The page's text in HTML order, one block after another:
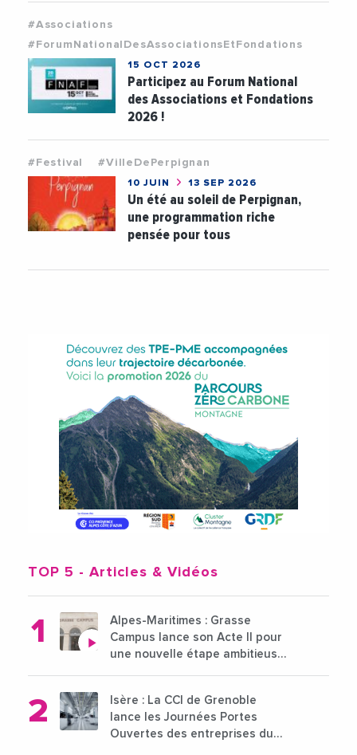
#Associations
#ForumNationalDesAssociationsEtFondations
15 OCT 2026
Participez au Forum National
des Associations et Fondations
2026 !
#Festival #VilleDePerpignan
10 JUIN 13 SEP 2026
Un été au soleil de Perpignan,
une programmation riche
pensée pour tous
TOP 5 - Articles & Vidéos
Alpes-Maritimes : Grasse
Campus lance son Acte II pour
une nouvelle étape ambitieuse
Isère : La CCI de Grenoble
lance les Journées Portes
Ouvertes des entreprises du